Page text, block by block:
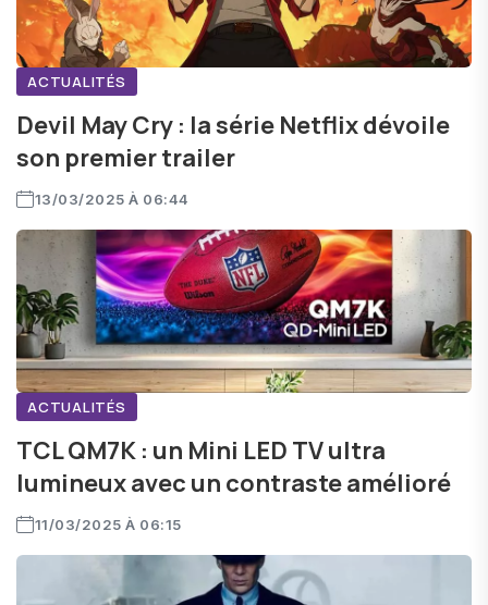
ACTUALITÉS
Devil May Cry : la série Netflix dévoile
son premier trailer
13/03/2025 À 06:44
ACTUALITÉS
TCL QM7K : un Mini LED TV ultra
lumineux avec un contraste amélioré
11/03/2025 À 06:15